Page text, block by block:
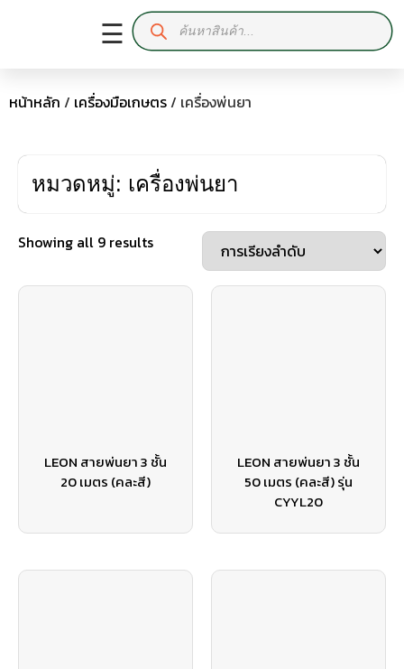
☰
หน้าหลัก / เครื่องมือเกษตร/ เครื่องพ่นยา
หมวดหมู่: เครื่องพ่นยา
Showing all 9 results
LEON สายพ่นยา 3 ชั้น
20 เมตร (คละสี)
LEON สายพ่นยา 3 ชั้น
50 เมตร (คละสี) รุ่น
CYYL20